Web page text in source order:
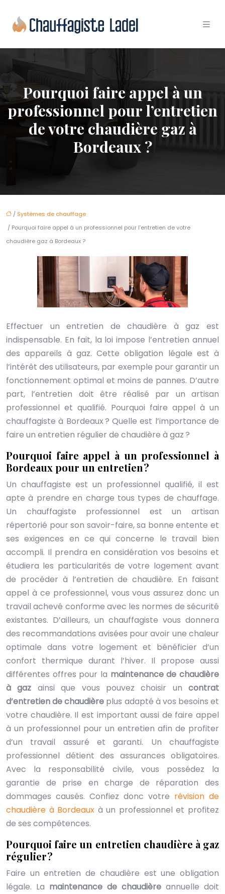
Pourquoi faire appel à un
professionnel pour l’entretien
de votre chaudière gaz à
Bordeaux ?
/ Systèmes de chauffage
/ Pourquoi faire appel à un professionnel pour l’entretien de votre
chaudière gaz à Bordeaux ?
Effectuer un entretien de chaudière à gaz est
indispensable. En fait, la loi impose l’entretien annuel
des appareils à gaz. Cette obligation légale est à
l’intérêt des utilisateurs, par exemple pour garantir un
fonctionnement optimal et moins de pannes. D’autre
part, l’entretien doit être réalisé par un artisan
professionnel et qualifié. Pourquoi faire appel à un
chauffagiste à Bordeaux ? Quelle est l’importance de
faire un entretien régulier de chaudière à gaz ?
Pourquoi faire appel à un professionnel à
Bordeaux pour un entretien ?
Un chauffagiste est un professionnel qualifié, il est
apte à prendre en charge tous types de chauffage.
Un chauffagiste professionnel est un artisan
répertorié pour son savoir-faire, sa bonne entente et
ses exigences en ce qui concerne le travail bien
accompli. Il prendra en considération vos besoins et
étudiera les particularités de votre logement avant
de procéder à l’entretien de chaudière. En faisant
appel à ce professionnel, vous vous assurez donc un
travail achevé conforme avec les normes de sécurité
existantes. D’ailleurs, un chauffagiste vous donnera
des recommandations avisées pour avoir une chaleur
optimale dans votre logement et bénéficier d’un
confort thermique durant l’hiver. Il propose aussi
différentes offres pour la maintenance de chaudière
à gaz ainsi que vous pouvez choisir un contrat
d’entretien de chaudière plus adapté à vos besoins et
votre chaudière. Il est important aussi de faire appel
à un professionnel pour un entretien afin de profiter
d’un travail assuré et garanti. Un chauffagiste
professionnel détient des assurances obligatoires.
Avec la responsabilité civile, vous possédez la
garantie de prise en charge de réparation des
dommages causés. Confiez donc votre révision de
chaudière à Bordeaux à un professionnel et profitez
de ses compétences.
Pourquoi faire un entretien chaudière à gaz
régulier ?
Faire un entretien de chaudière est une obligation
légale. La maintenance de chaudière annuelle doit